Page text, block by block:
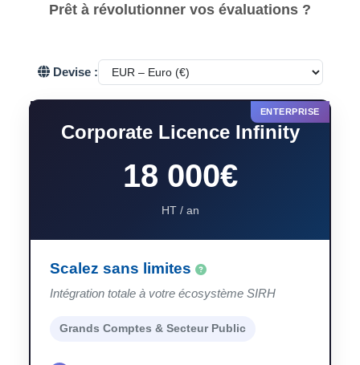
Prêt à révolutionner vos évaluations ?
Devise :
Corporate Licence Infinity
18 000€
HT / an
Scalez sans limites
Intégration totale à votre écosystème SIRH
Grands Comptes & Secteur Public